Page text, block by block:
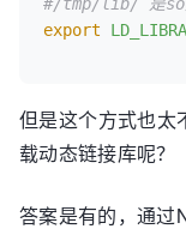
export
但是这个方式也太
载动态链接库呢？
答案是有的，通过